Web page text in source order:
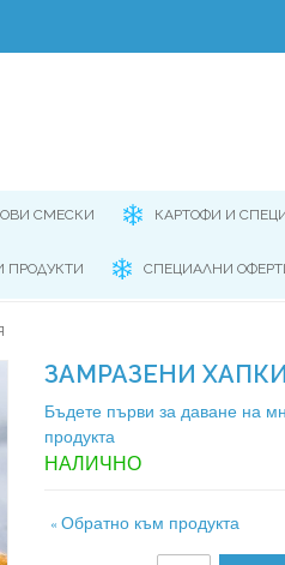
СМЕСКИ КАРТОФИ И
ПРОДУКТИ СПЕЦИАЛНИ
ЗАМРАЗЕНИ
Бъдете първи за даване на
продукта
НАЛИЧНО
« Обратно към продукта